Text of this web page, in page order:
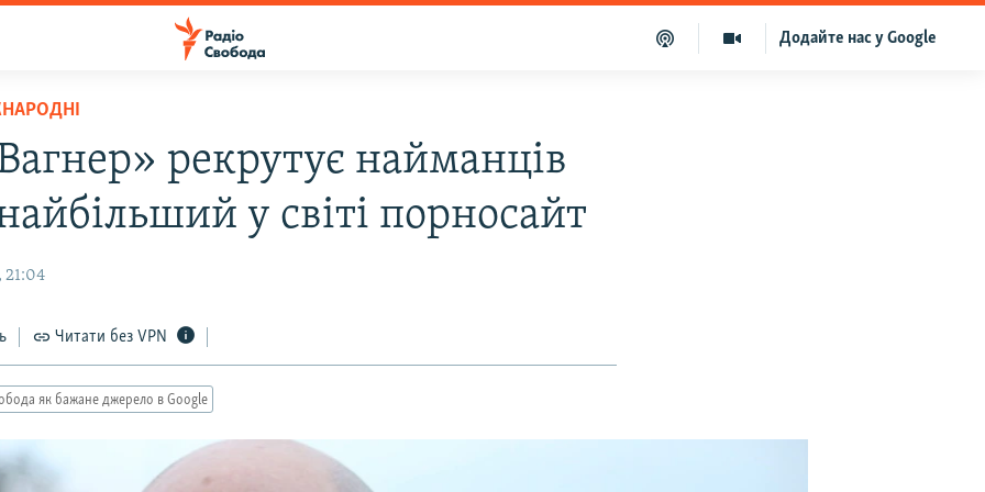
Додайте нас у Google
рекрутує найманців
у світі порносайт
21:04
Читати без VPN
як бажане джерело в Google